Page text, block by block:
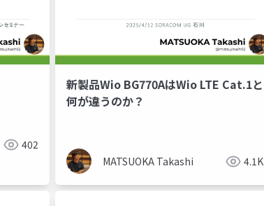
402
新製品Wio BG770AはWio LTE Cat.1と
何が違うのか？
MATSUOKA Takashi 4.1K